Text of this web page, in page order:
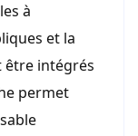
à
et la
être intégrés
permet